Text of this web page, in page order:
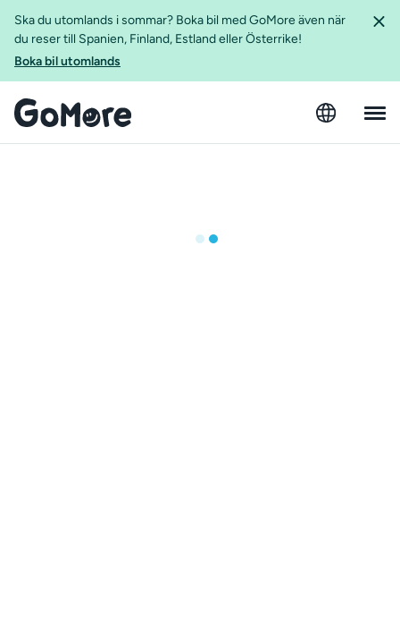
Ska du utomlands i sommar? Boka bil med GoMore även när
du reser till Spanien, Finland, Estland eller Österrike!
Boka bil utomlands